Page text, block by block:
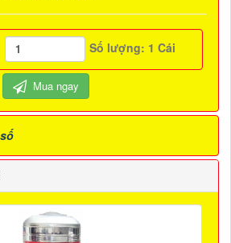
Số lượng: 1 Cái
Mua ngay